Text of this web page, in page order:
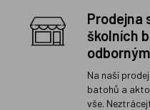
Prodejna
školních
Na naší
batohů a
vše.